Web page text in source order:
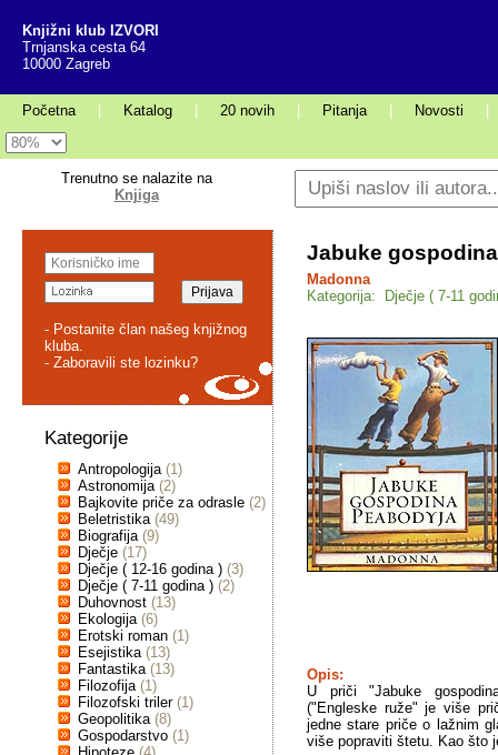
Knjižni klub IZVORI
Trnjanska cesta 64
10000 Zagreb
Početna Katalog 20 novih Pitanja Novosti
Trenutno se nalazite na
Knjiga
- Postanite član našeg knjižnog
kluba.
- Zaboravili ste lozinku?
Kategorije
Antropologija (1)
Astronomija (2)
Bajkovite priče za odrasle (2)
Beletristika (49)
Biografija (9)
Dječje (17)
Dječje ( 12-16 godina ) (3)
Dječje ( 7-11 godina ) (2)
Duhovnost (13)
Ekologija (6)
Erotski roman (1)
Esejistika (13)
Fantastika (13)
Filozofija (1)
Filozofski triler (1)
Geopolitika (8)
Gospodarstvo (1)
Jabuke
Madonna
Kategorija: Dječje ( 7-11
Opis:
U priči "Jabuke
("Engleske ruže" je više
jedne stare priče o lažnim
više popraviti štetu. Kao što